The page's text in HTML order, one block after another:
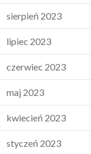
sierpień 2023
lipiec 2023
czerwiec 2023
maj 2023
kwiecień 2023
styczeń 2023